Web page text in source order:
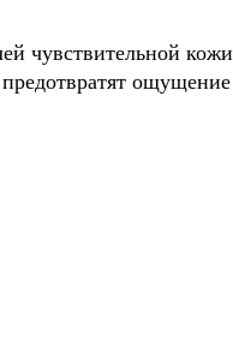
чувствительной кожи
ощущение